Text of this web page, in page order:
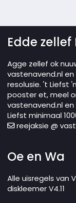
Edde zellef
Agge zellef ok
vastenavend.nl
resolusie. 't Liefst
pooster et, meel
vastenavend.nl
Liefst minimaal
reejaksie @
Oe en Wa
Alle uisregels van
diskleemer V4.11